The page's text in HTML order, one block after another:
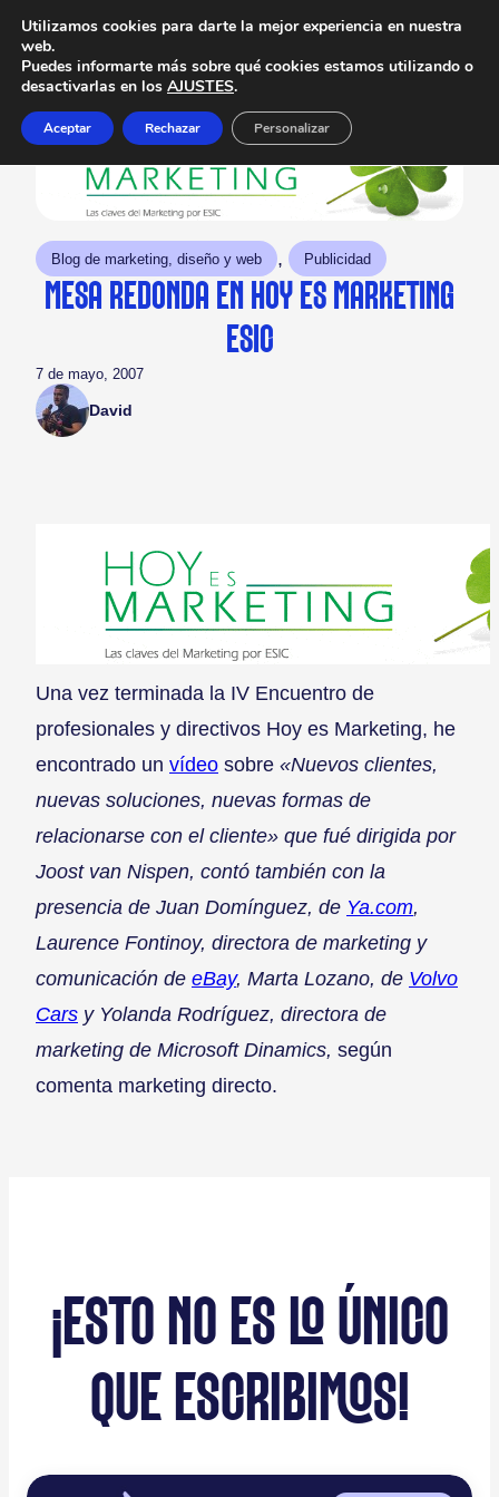
Blog de marketing, diseño y web , Publicidad
MESA REDONDA EN HOY ES MARKETING
ESIC
7 de mayo, 2007
David
Una vez terminada la IV Encuentro de
profesionales y directivos Hoy es Marketing, he
encontrado un vídeo sobre «Nuevos clientes,
nuevas soluciones, nuevas formas de
relacionarse con el cliente» que fué dirigida por
Joost van Nispen, contó también con la
presencia de Juan Domínguez, de Ya.com,
Laurence Fontinoy, directora de marketing y
comunicación de eBay, Marta Lozano, de Volvo
Cars y Yolanda Rodríguez, directora de
marketing de Microsoft Dinamics, según
comenta marketing directo.
¡ESTO NO ES LO ÚNICO
QUE ESCRIBIMOS!
Utilizamos cookies para darte la mejor experiencia en nuestra
web.
Puedes informarte más sobre qué cookies estamos utilizando o
desactivarlas en los AJUSTES.
Aceptar Rechazar Personalizar